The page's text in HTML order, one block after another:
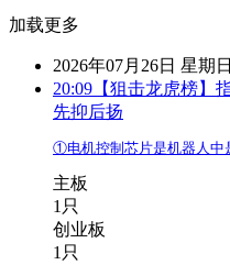
加载更多
2026年07月26日 星期日
20:09 【狙击龙虎榜】
先抑后扬
①电机控制芯片是机器人中
主板
1只
创业板
1只